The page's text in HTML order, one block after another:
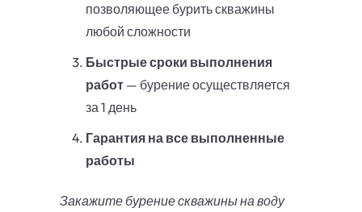
позволяющее бурить скважины
любой сложности
Быстрые сроки выполнения
работ — бурение осуществляется
за 1 день
Гарантия на все выполненные
работы
Закажите бурение скважины на воду